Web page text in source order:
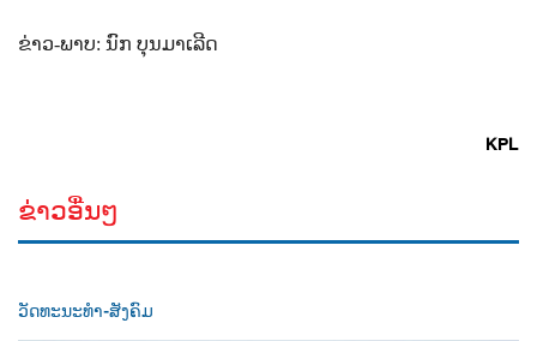
ຂ່າວ-ພາບ: ນົກ ບຸນມາເລີດ
KPL
ຂ່າວອື່ນໆ
ວັດທະນະທຳ-ສັງຄົມ